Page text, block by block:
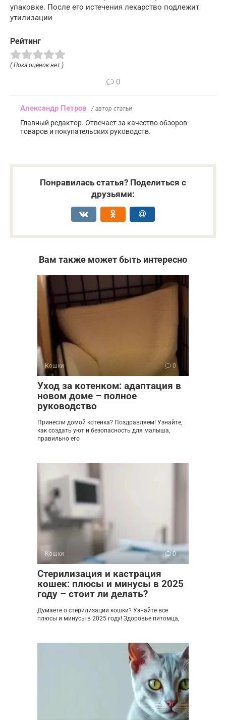
упаковке. После его истечения лекарство подлежит
утилизации
Рейтинг
( Пока оценок нет )
0
Александр Петров / автор статьи
Главный редактор. Отвечает за качество обзоров
товаров и покупательских руководств.
Понравилась статья? Поделиться с
друзьями:
Вам также может быть интересно
Кошки 0
Уход за котенком: адаптация в
новом доме – полное
руководство
Принесли домой котенка? Поздравляем! Узнайте,
как создать уют и безопасность для малыша,
правильно его
Кошки 0
Стерилизация и кастрация
кошек: плюсы и минусы в 2025
году – стоит ли делать?
Думаете о стерилизации кошки? Узнайте все
плюсы и минусы в 2025 году! Здоровье питомца,